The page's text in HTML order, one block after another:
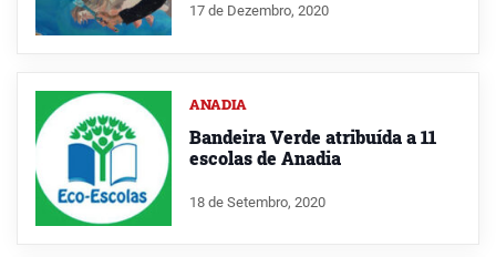
17 de Dezembro, 2020
ANADIA
Bandeira Verde atribuída a 11
escolas de Anadia
18 de Setembro, 2020